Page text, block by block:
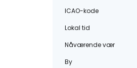
ICAO-kode
Lokal tid
Nåværende vær
By